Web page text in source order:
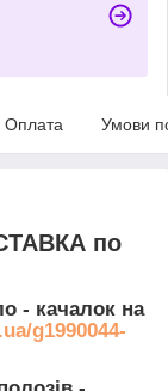
Оплата Умови
по
- качалок на
g1990044-